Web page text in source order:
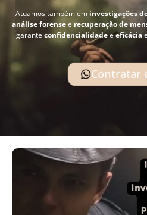
Atuamos também em investigações
análise forensee recuperação de
garante confidencialidadeeeficácia
Contratar